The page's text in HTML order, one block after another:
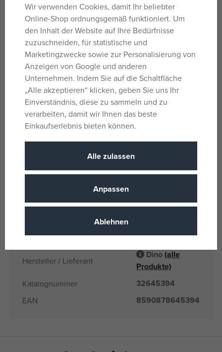
Abmessungen: 18x30x15 cm
Parameter
Geschlecht Für Jungs
Farbe Blau
Lizenz Tatra
Stückzahl, Anzahl der Stücke
Produktlinie Outdoor
Herkunftsland CZ
Liefernummer 645394
Hersteller / Lieferant
Dino(alle
Produkte)
Katalognummer 32645394
EAN 8590878645394
Wir verwenden Cookies, damit Ihr beliebter
Online-Shop ordnungsgemäß funktioniert. Um
den Inhalt der Website auf Ihre Bedürfnisse
zuzuschneiden, für statistische und
Marketingzwecke sowie zur Personalisierung von
Anzeigen von Google und anderen
Unternehmen. Indem Sie auf die Schaltfläche
„Alle akzeptieren“ klicken, geben Sie uns Ihr
Einverständnis, diese zu sammeln und zu
verarbeiten, damit wir Ihnen das beste
Einkaufserlebnis bieten können.
Alle zulassen
Anpassen
Ablehnen